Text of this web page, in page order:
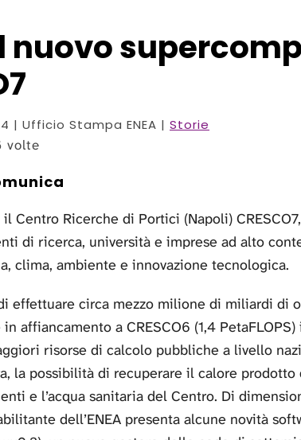
| Ufficio Stampa ENEA | Storie
volte
Centro Ricerche di Portici (Napoli)
di ricerca, università e imprese ad alto
clima, ambiente e innovazione tecnologica.
effettuare circa mezzo milione di miliardi di
affiancamento a CRESCO6 (1,4
risorse di calcolo pubbliche a livello
la possibilità di recuperare il calore
e l’acqua sanitaria del Centro. Di
dell’ENEA presenta alcune novità